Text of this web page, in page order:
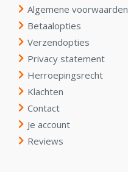
Algemene voorwaarden
Betaalopties
Verzendopties
Privacy statement
Herroepingsrecht
Klachten
Contact
Je account
Reviews